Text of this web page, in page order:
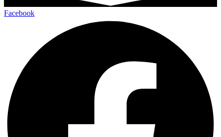
Facebook